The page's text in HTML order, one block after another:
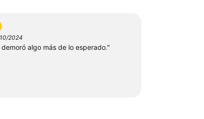
2024
demoró algo más de lo esperado."